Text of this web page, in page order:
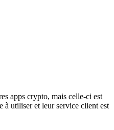
apps crypto, mais celle-ci est
à utiliser et leur service client est